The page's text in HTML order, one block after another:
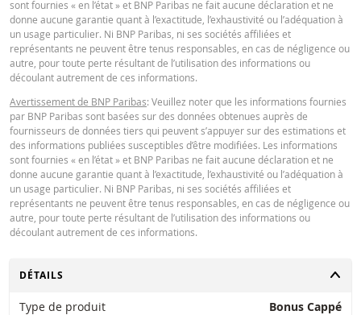
responsabilité pour tout dommage direct, indirect, spécial, accessoire,
immatériel ou consécutif (y compris le manque à gagner) résultant de
manière que ce soit de l'utilisation de la calculatrice par vous. ou vos
ou les informations contenues dans ce document. Les données de taux de
change saisies proviennent de BNP Paribas et s’appliquent strictement à la
fins d’information uniquement. L'information sur les prix ne constitue pas
invitation ou une offre d'achat ou de vente de titres ou d'autres instruments
financiers. Les informations sont exclusivement destinées à être utilisées
destinataires prévus. Il est interdit de reproduire, distribuer ou copier ces
informations, en tout ou en partie, à quelque fin que ce soit sans
expresse et préalable de BNP Paribas. De plus amples informations sont
disponibles sur demande auprès de BNP Paribas.
Latest Product Quotes CSV
sont fournies « en l’état » et BNP Paribas ne fait aucune déclaration et ne
donne aucune garantie quant à l’exactitude, l’exhaustivité ou l’adéquation à
un usage particulier. Ni BNP Paribas, ni ses sociétés affiliées et
représentants ne peuvent être tenus responsables, en cas de négligence ou
autre, pour toute perte résultant de l’utilisation des informations ou
découlant autrement de ces informations.
Avertissement de BNP Paribas: Veuillez noter que les informations fournies
par BNP Paribas sont basées sur des données obtenues auprès de
fournisseurs de données tiers qui peuvent s’appuyer sur des estimations et
des informations publiées susceptibles d’être modifiées. Les informations
sont fournies « en l’état » et BNP Paribas ne fait aucune déclaration et ne
donne aucune garantie quant à l’exactitude, l’exhaustivité ou l’adéquation à
un usage particulier. Ni BNP Paribas, ni ses sociétés affiliées et
représentants ne peuvent être tenus responsables, en cas de négligence ou
autre, pour toute perte résultant de l’utilisation des informations ou
découlant autrement de ces informations.
CHANGER
DÉTAILS
Type de produit
Bonus Cappé